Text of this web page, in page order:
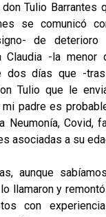
Tulio Barrantes
se comunicó
de
Claudia -la
dos días que -
Tulio que le
mi padre es
Neumonía, Covid,
asociadas a su
aunque
llamaron y
con